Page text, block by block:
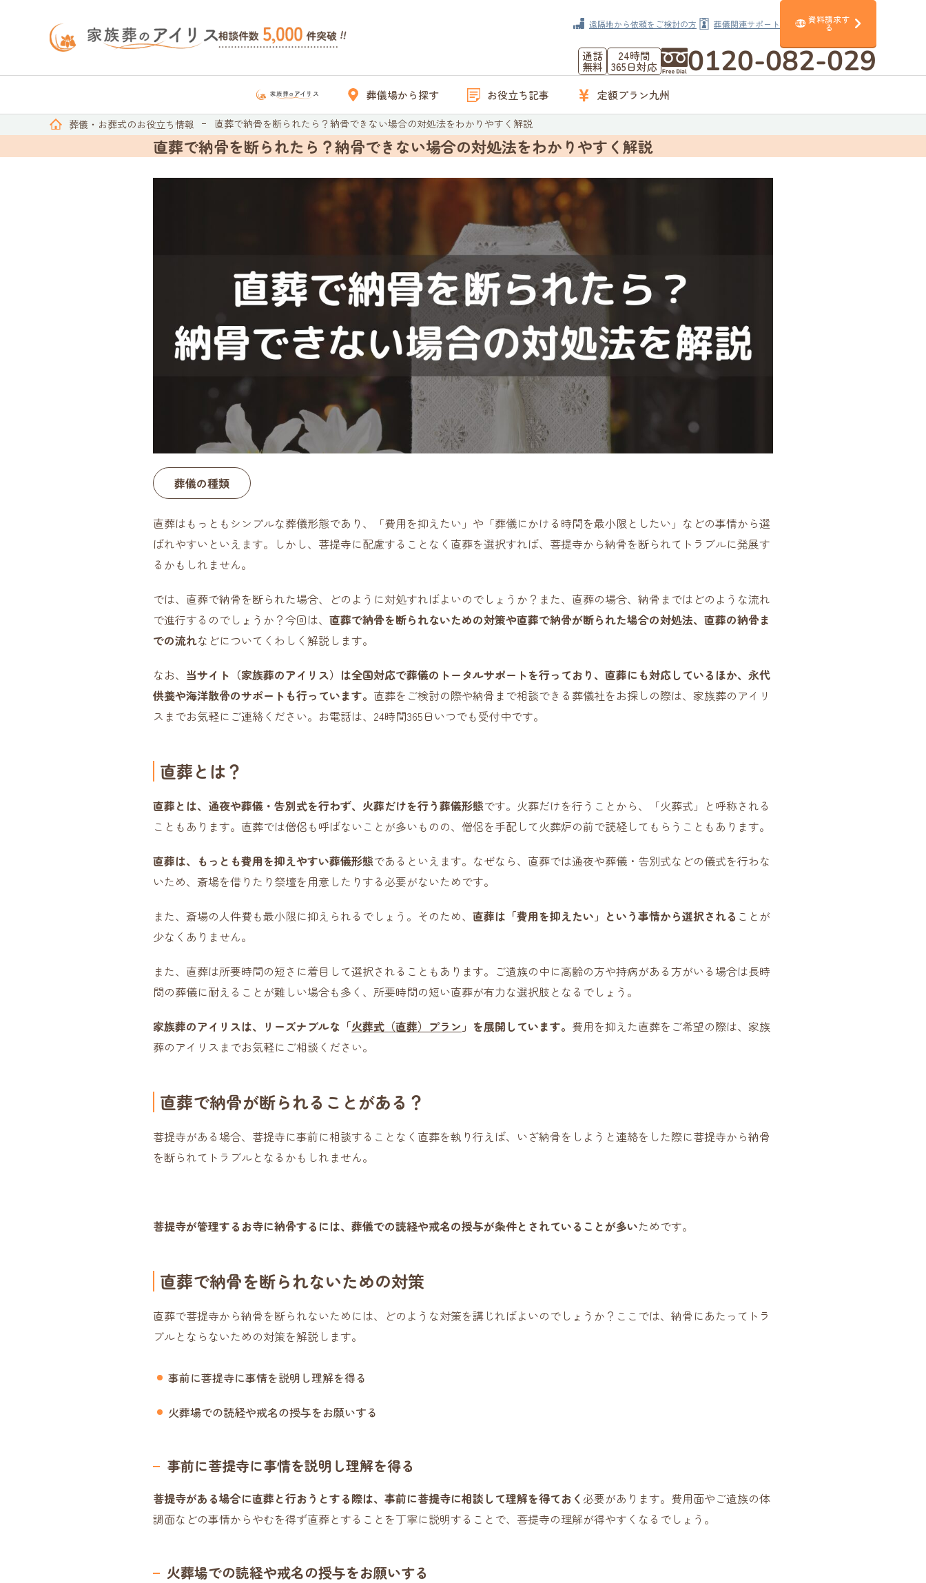
遠隔地から依頼をご検討の方 葬儀関連サポート 無料 資料請求す
る
通話
無料
24時間
365日対応 0120-082-029
葬儀場から探す お役立ち記事 定額プラン九州
葬儀・お葬式のお役立ち情報 直葬で納骨を断られたら？納骨できない場合の対処法をわかりやすく解説
直葬で納骨を断られたら？納骨できない場合の対処法をわかりやすく解説
葬儀の種類
直葬はもっともシンプルな葬儀形態であり、「費用を抑えたい」や「葬儀にかける時間を最小限としたい」などの事情から選
ばれやすいといえます。しかし、菩提寺に配慮することなく直葬を選択すれば、菩提寺から納骨を断られてトラブルに発展す
るかもしれません。
では、直葬で納骨を断られた場合、どのように対処すればよいのでしょうか？また、直葬の場合、納骨まではどのような流れ
で進行するのでしょうか？今回は、 直葬で納骨を断られないための対策や直葬で納骨が断られた場合の対処法、直葬の納骨ま
での流れなどについてくわしく解説します。
なお、 当サイト（家族葬のアイリス）は全国対応で葬儀のトータルサポートを行っており、直葬にも対応しているほか、永代
供養や海洋散骨のサポートも行っています。 直葬をご検討の際や納骨まで相談できる葬儀社をお探しの際は、家族葬のアイリ
スまでお気軽にご連絡ください。お電話は、24時間365日いつでも受付中です。
直葬とは？
直葬とは、通夜や葬儀・告別式を行わず、火葬だけを行う葬儀形態です。火葬だけを行うことから、「火葬式」と呼称される
こともあります。直葬では僧侶も呼ばないことが多いものの、僧侶を手配して火葬炉の前で読経してもらうこともあります。
直葬は、もっとも費用を抑えやすい葬儀形態であるといえます。なぜなら、直葬では通夜や葬儀・告別式などの儀式を行わな
いため、斎場を借りたり祭壇を用意したりする必要がないためです。
また、斎場の人件費も最小限に抑えられるでしょう。そのため、 直葬は「費用を抑えたい」という事情から選択される ことが
少なくありません。
また、直葬は所要時間の短さに着目して選択されることもあります。ご遺族の中に高齢の方や持病がある方がいる場合は長時
間の葬儀に耐えることが難しい場合も多く、所要時間の短い直葬が有力な選択肢となるでしょう。
家族葬のアイリスは、リーズナブルな「火葬式（直葬）プラン 」を展開しています。 費用を抑えた直葬をご希望の際は、家族
葬のアイリスまでお気軽にご相談ください。
直葬で納骨が断られることがある？
菩提寺がある場合、菩提寺に事前に相談することなく直葬を執り行えば、いざ納骨をしようと連絡をした際に菩提寺から納骨
を断られてトラブルとなるかもしれません。
菩提寺が管理するお寺に納骨するには、葬儀での読経や戒名の授与が条件とされていることが多いためです。
直葬で納骨を断られないための対策
直葬で菩提寺から納骨を断られないためには、どのような対策を講じればよいのでしょうか？ここでは、納骨にあたってトラ
ブルとならないための対策を解説します。
事前に菩提寺に事情を説明し理解を得る
火葬場での読経や戒名の授与をお願いする
事前に菩提寺に事情を説明し理解を得る
菩提寺がある場合に直葬と行おうとする際は、事前に菩提寺に相談して理解を得ておく 必要があります。費用面やご遺族の体
調面などの事情からやむを得ず直葬とすることを丁寧に説明することで、菩提寺の理解が得やすくなるでしょう。
火葬場での読経や戒名の授与をお願いする